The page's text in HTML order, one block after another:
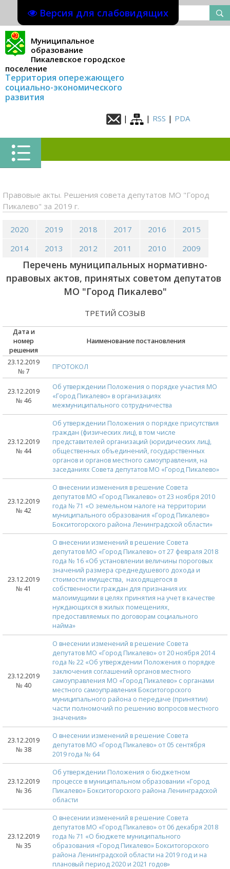
Версия для слабовидящих
Муниципальное
образование
Пикалевское городское
поселение
Территория опережающего
социально-экономического
развития
| | RSS | PDA
Правовые акты. Решения совета депутатов МО "Город
Пикалево" за 2019 г.
2020 2019 2018 2017 2016
2015
2014
2013 2012 2011 2010 2009
Перечень муниципальных нормативно-
правовых актов, принятых советом депутатов
МО "Город Пикалево"
ТРЕТИЙ СОЗЫВ
Дата и
номер
решения
Наименование постановления
23.12.2019
№ 7
ПРОТОКОЛ
23.12.2019
№ 46
Об утверждении Положения о порядке участия МО
«Город Пикалево» в организациях
межмуниципального сотрудничества
23.12.2019
№ 44
Об утверждении Положения о порядке присутствия
граждан (физических лиц), в том числе
представителей организаций (юридических лиц),
общественных объединений, государственных
органов и органов местного самоуправления, на
заседаниях Совета депутатов МО «Город Пикалево»
23.12.2019
№ 42
О внесении изменения в решение Совета
депутатов МО «Город Пикалево» от 23 ноября 2010
года № 71 «О земельном налоге на территории
муниципального образования «Город Пикалево»
Бокситогорского района Ленинградской области»
23.12.2019
№ 41
О внесении изменений в решение Совета
депутатов МО «Город Пикалево» от 27 февраля 2018
года № 16 «Об установлении величины пороговых
значений размера среднедушевого дохода и
стоимости имущества, находящегося в
собственности граждан для признания их
малоимущими в целях принятия на учет в качестве
нуждающихся в жилых помещениях,
предоставляемых по договорам социального
найма»
23.12.2019
№ 40
О внесении изменений в решение Совета
депутатов МО «Город Пикалево» от 20 ноября 2014
года № 22 «Об утверждении Положения о порядке
заключения соглашений органов местного
самоуправления МО «Город Пикалево» с органами
местного самоуправления Бокситогорского
муниципального района о передаче (принятии)
части полномочий по решению вопросов местного
значения»
23.12.2019
№ 38
О внесении изменений в решение Совета
депутатов МО «Город Пикалево» от 05 сентября
2019 года № 64
23.12.2019
№ 36
Об утверждении Положения о бюджетном
процессе в муниципальном образовании «Город
Пикалево» Бокситогорского района Ленинградской
области
23.12.2019
№ 35
О внесении изменений в решение Совета
депутатов МО «Город Пикалево» от 06 декабря 2018
года № 71 «О бюджете муниципального
образования «Город Пикалево» Бокситогорского
района Ленинградской области на 2019 год и на
плановый период 2020 и 2021 годов»